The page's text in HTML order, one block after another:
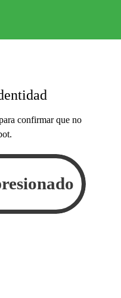
confirmar que no